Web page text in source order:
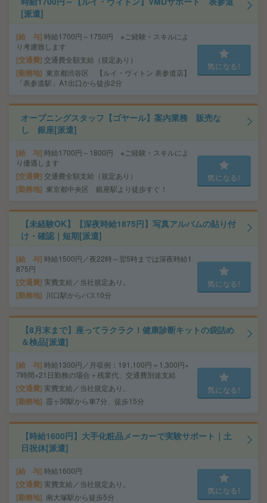
[派遣]
給 与 時給1700円～1750円 ※ご経験・スキルによ
り考慮致します
交通費 交通費全額支給（規定あり）
勤務地
東京都渋谷区 【ルイ・ヴィトン 表参道店】
「表参道駅」A1出口から徒歩2分
気になる!
オープニングスタッフ【ゴヤール】案内業務 販売な
し 銀座[派遣]
給 与 時給1700円～1800円 ※ご経験・スキルによ
り優遇します
交通費 交通費全額支給（規定あり）
勤務地 東京都中央区 銀座駅より徒歩すぐ！
気になる!
【未経験OK】【深夜時給1875円】写真アルバムの貼り付
け・確認｜短期[派遣]
給 与 時給1500円／夜22時～翌5時までは深夜時給1
875円
交通費 実費支給／当社規定あり。
勤務地 川口駅からバス10分
気になる!
【8月末まで】座ってラクラク！健康診断キットの袋詰め
＆検品[派遣]
給 与 時給1300円／月収例：191,100円＝1,300円×
7時間×21日勤務の場合＋残業代、交通費別途支給
交通費 実費支給／当社規定あり。
勤務地 霞ヶ関駅から車7分、徒歩15分
気になる!
【時給1600円】大手化粧品メーカーで実験サポート｜土
日祝休[派遣]
給 与 時給1600円
交通費 実費支給／当社規定あり。
勤務地 南大塚駅から徒歩5分
気になる!